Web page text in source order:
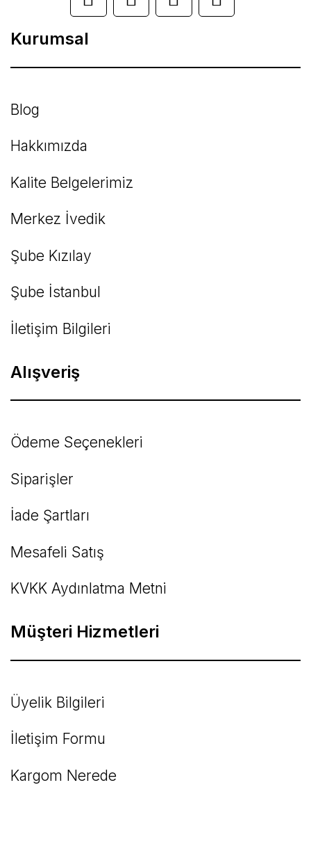
Ürün bilgilerinde hatalar bulunuyor.
Ürün fiyatı diğer sitelerden daha pahalı.
Bu ürüne benzer farklı alternatifler olmalı.
Kurumsal
Blog
Hakkımızda
Kalite Belgelerimiz
Merkez İvedik
Şube Kızılay
Şube İstanbul
İletişim Bilgileri
Alışveriş
Ödeme Seçenekleri
Siparişler
İade Şartları
Mesafeli Satış
KVKK Aydınlatma Metni
Müşteri Hizmetleri
Üyelik Bilgileri
İletişim Formu
Kargom Nerede